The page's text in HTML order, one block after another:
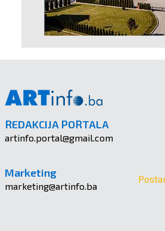
REDAKCIJA PORTALA
artinfo.portal@gmail.com
Marketing
marketing@artinfo.ba